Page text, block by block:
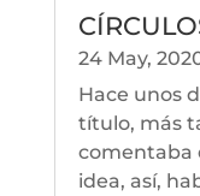
24 May,
Hace unos
título, más
comentaba
idea, así,